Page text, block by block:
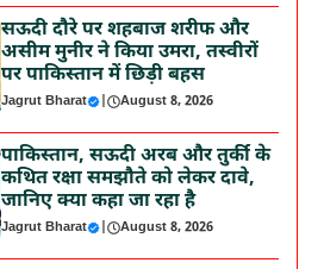
सऊदी दौरे पर शहबाज शरीफ और
असीम मुनीर ने किया उमरा, तस्वीरों
पर पाकिस्तान में छिड़ी बहस
Jagrut Bharat | August 8, 2026
पाकिस्तान, सऊदी अरब और तुर्की के
कथित रक्षा समझौते को लेकर दावे,
जानिए क्या कहा जा रहा है
Jagrut Bharat | August 8, 2026